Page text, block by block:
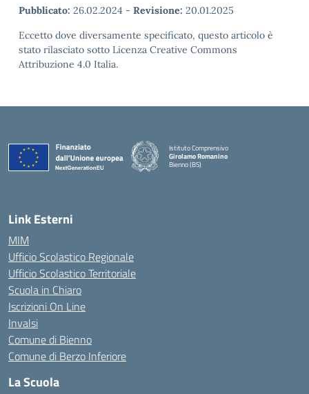
Pubblicato: 26.02.2024 - Revisione: 20.01.2025
Eccetto dove diversamente specificato, questo articolo è
stato rilasciato sotto Licenza Creative Commons
Attribuzione 4.0 Italia.
Istituto Comprensivo
Girolamo Romanino
Bienno (BS)
Link Esterni
MIM
Ufficio Scolastico Regionale
Ufficio Scolastico Territoriale
Scuola in Chiaro
Iscrizioni On Line
Invalsi
Comune di Bienno
Comune di Berzo Inferiore
La Scuola